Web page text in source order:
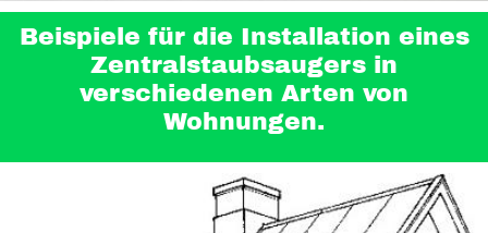
Beispiele für die Installation eines
Zentralstaubsaugers in
verschiedenen Arten von
Wohnungen.